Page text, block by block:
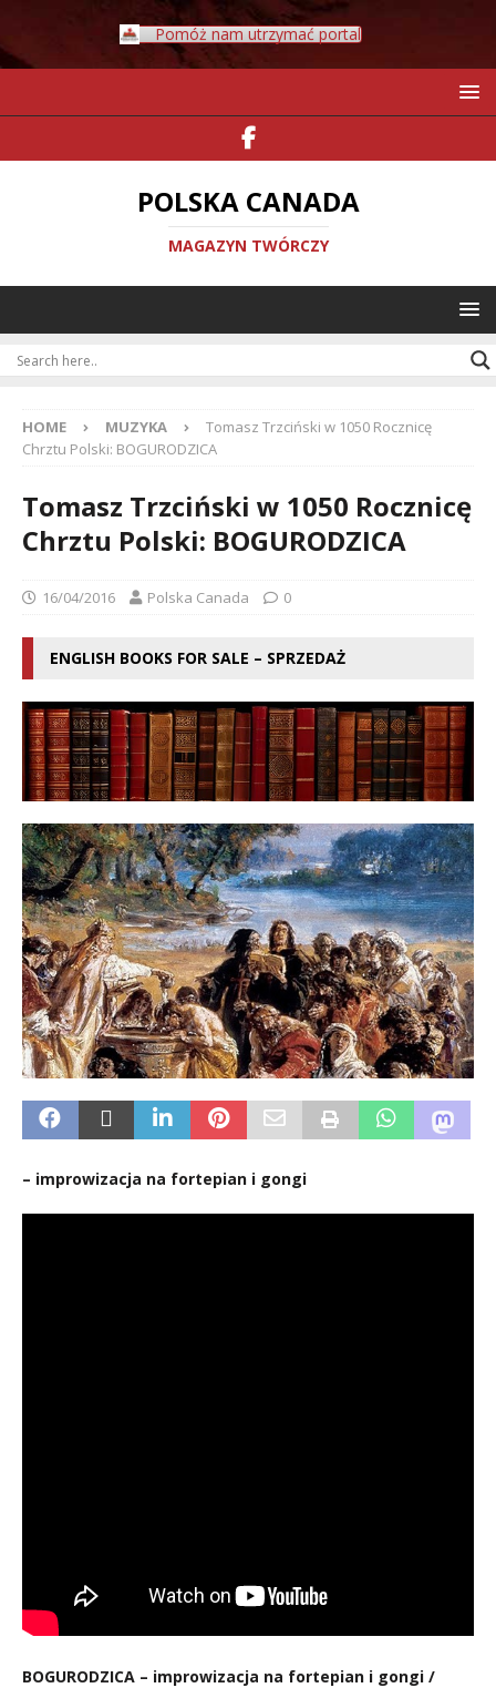
Pomóż nam utrzymać portal
POLSKA CANADA
MAGAZYN TWÓRCZY
HOME MUZYKA
Tomasz Trzciński w 1050 Rocznicę
Chrztu Polski: BOGURODZICA
Tomasz Trzciński w 1050 Rocznicę
Chrztu Polski: BOGURODZICA
16/04/2016 Polska Canada 0
ENGLISH BOOKS FOR SALE – SPRZEDAŻ
– improwizacja na fortepian i gongi
BOGURODZICA – improwizacja na fortepian i gongi /